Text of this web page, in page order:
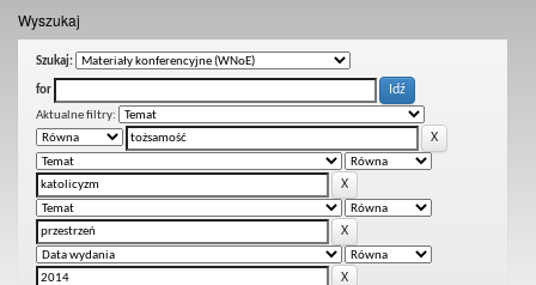
Wyszukaj
Szukaj:
for
Aktualne filtry: